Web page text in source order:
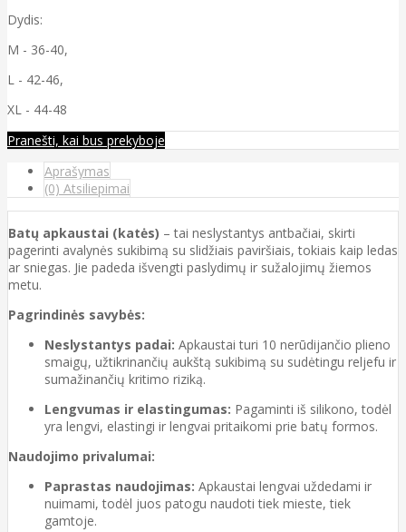
Dydis:
M - 36-40,
L - 42-46,
XL - 44-48
Pranešti, kai bus prekyboje
Aprašymas
(0) Atsiliepimai
Batų apkaustai (katės) – tai neslystantys antbačiai, skirti
pagerinti avalynės sukibimą su slidžiais paviršiais, tokiais kaip ledas
ar sniegas. Jie padeda išvengti paslydimų ir sužalojimų žiemos
metu.
Pagrindinės savybės:
Neslystantys padai: Apkaustai turi 10 nerūdijančio plieno
smaigų, užtikrinančių aukštą sukibimą su sudėtingu reljefu ir
sumažinančių kritimo riziką.
Lengvumas ir elastingumas: Pagaminti iš silikono, todėl
yra lengvi, elastingi ir lengvai pritaikomi prie batų formos.
Naudojimo privalumai:
Paprastas naudojimas: Apkaustai lengvai uždedami ir
nuimami, todėl juos patogu naudoti tiek mieste, tiek
gamtoje.